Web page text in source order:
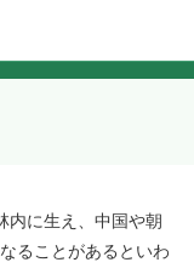
内に生え、中国や朝
ることがあるといわ